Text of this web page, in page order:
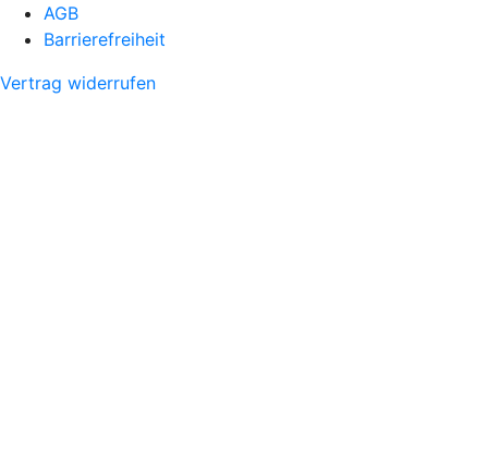
AGB
Barrierefreiheit
Vertrag widerrufen